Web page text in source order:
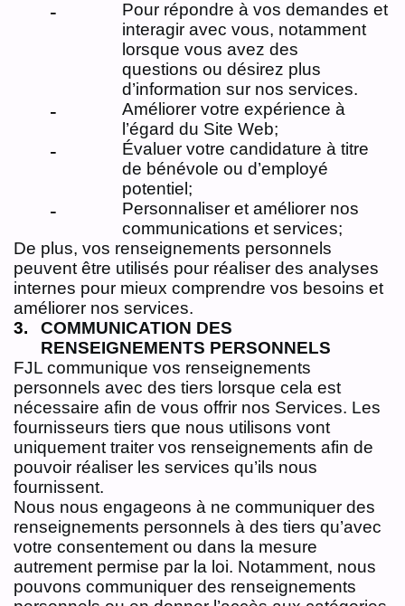
Pour répondre à vos demandes et
interagir avec vous, notamment
lorsque vous avez des
questions ou désirez plus
d’information sur nos services.
Améliorer votre expérience à
l’égard du Site Web;
Évaluer votre candidature à titre
de bénévole ou d’employé
potentiel;
Personnaliser et améliorer nos
communications et services;
De plus, vos renseignements personnels
peuvent être utilisés pour réaliser des analyses
internes pour mieux comprendre vos besoins et
améliorer nos services.
COMMUNICATION DES
RENSEIGNEMENTS PERSONNELS
FJL communique vos renseignements
personnels avec des tiers lorsque cela est
nécessaire afin de vous offrir nos Services. Les
fournisseurs tiers que nous utilisons vont
uniquement traiter vos renseignements afin de
pouvoir réaliser les services qu’ils nous
fournissent.
Nous nous engageons à ne communiquer des
renseignements personnels à des tiers qu’avec
votre consentement ou dans la mesure
autrement permise par la loi. Notamment, nous
pouvons communiquer des renseignements